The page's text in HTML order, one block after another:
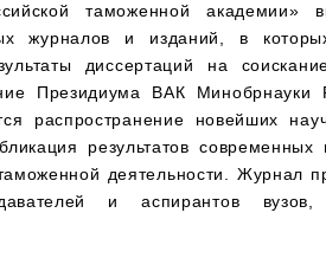
таможенной академии»
журналов и изданий, в
диссертаций на
Президиума ВАК
распространение новейших
результатов современных
деятельности. Журнал
и аспирантов вузов,